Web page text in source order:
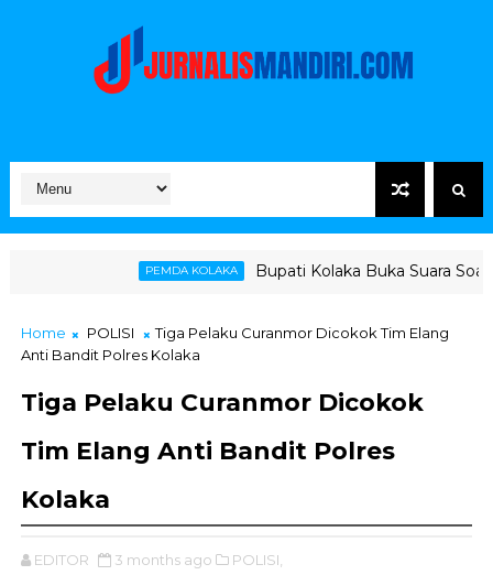
Bupati Kolaka Buka Suara Soal Ketegangan
Home POLISI
Tiga Pelaku Curanmor Dicokok Tim Elang
Anti Bandit Polres Kolaka
Tiga Pelaku Curanmor Dicokok
Tim Elang Anti Bandit Polres
Kolaka
EDITOR 3 months ago POLISI,